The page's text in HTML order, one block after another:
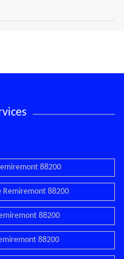
88200
88200
88200
88200